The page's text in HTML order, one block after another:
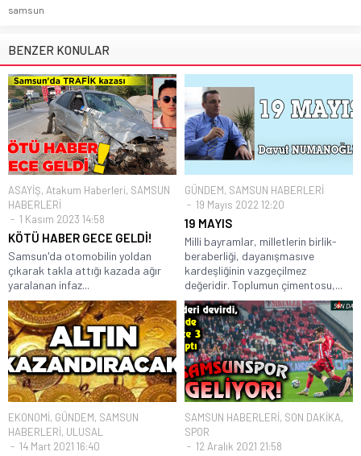
samsun
BENZER KONULAR
ASAYİŞ, Atakum Haberleri, SAMSUN
HABERLERİ
1 Kasım 2023 14:58
KÖTÜ HABER GECE GELDİ!
Samsun'da otomobilin yoldan
çıkarak takla attığı kazada ağır
yaralanan infaz...
GÜNDEM, SAMSUN HABERLERİ
19 Mayıs 2022 12:20
19 MAYIS
Milli bayramlar, milletlerin birlik-
beraberliği, dayanışmasıve
kardeşliğinin vazgeçilmez
değeridir. Toplumun çimentosu,...
EKONOMİ, GÜNDEM, SAMSUN
HABERLERİ, ULUSAL
14 Mart 2021 16:40
SAMSUN HABERLERİ, SON DAKİKA,
SPOR
12 Aralık 2021 21:58